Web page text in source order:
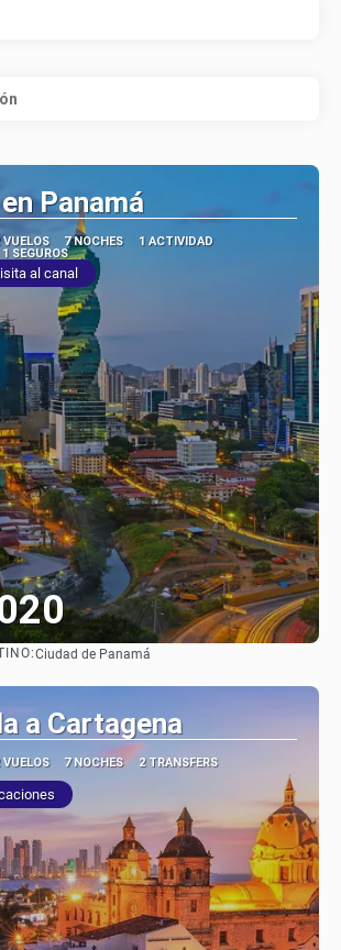
Panamá
VUELOS 7 NOCHES
1 ACTIVIDAD
1 SEGUROS
al canal
Ciudad de Panamá
a Cartagena
VUELOS 7 NOCHES
2 TRANSFERS